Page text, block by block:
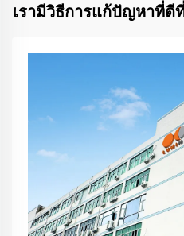
เรามีวิธีการแก้ปัญหาที่